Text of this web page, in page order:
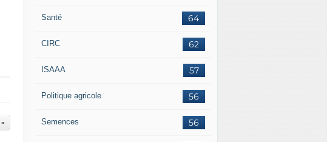
64
Santé
62
CIRC
57
ISAAA
56
Politique agricole
56
Semences